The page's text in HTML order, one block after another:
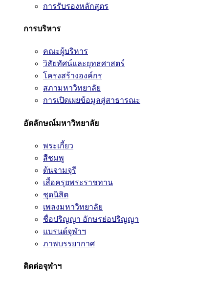
การรับรองหลักสูตร
การบริหาร
คณะผู้บริหาร
วิสัยทัศน์และยุทธศาสตร์
โครงสร้างองค์กร
สภามหาวิทยาลัย
การเปิดเผยข้อมูลสู่สาธารณะ
อัตลักษณ์มหาวิทยาลัย
พระเกี้ยว
สีชมพู
ต้นจามจุรี
เสื้อครุยพระราชทาน
ชุดนิสิต
เพลงมหาวิทยาลัย
ชื่อปริญญา อักษรย่อปริญญา
แบรนด์จุฬาฯ
ภาพบรรยากาศ
ติดต่อจุฬาฯ